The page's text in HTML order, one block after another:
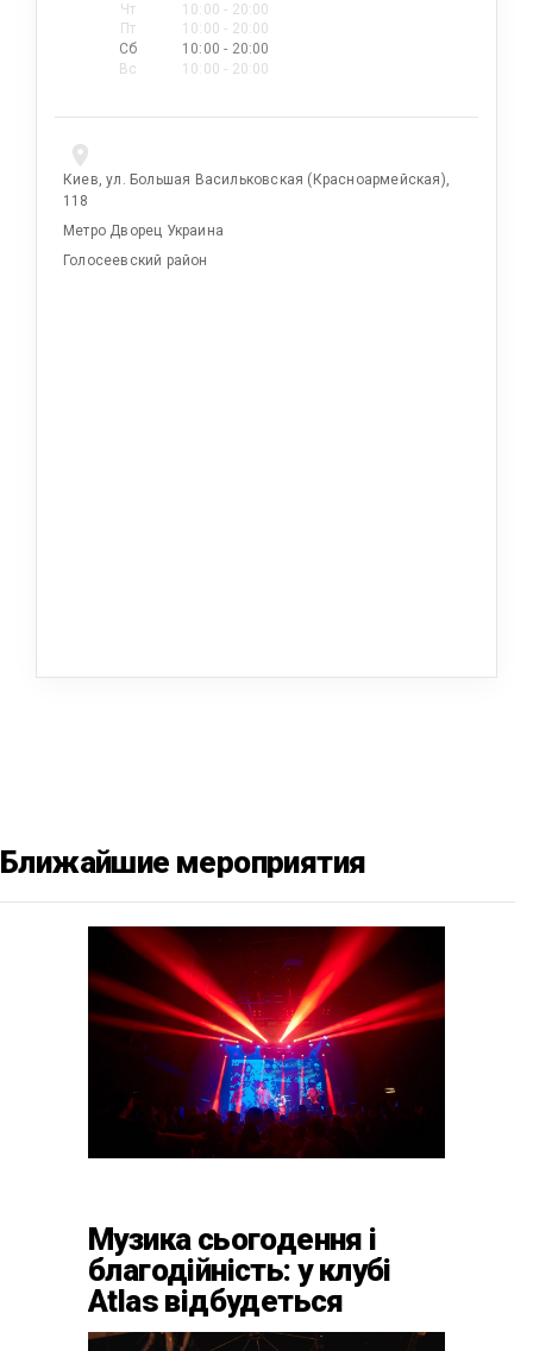
Чт
10:00 - 20:00
Пт
10:00 - 20:00
Сб
10:00 - 20:00
Вс
10:00 - 20:00
Киев, ул. Большая Васильковская (Красноармейская),
118
Метро Дворец Украина
Голосеевский район
Ближайшие мероприятия
Музика сьогодення і
благодійність: у клубі
Atlas відбудеться
весняний «ГОМІН»